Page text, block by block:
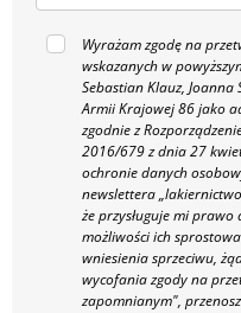
Wyrażam zgodę na
wskazanych w
Sebastian Klauz, Joanna
Armii Krajowej 86 jako
zgodnie z
2016/679 z dnia 27
ochronie danych
newslettera
że przysługuje mi
możliwości ich
wniesienia sprzeciwu,
wycofania zgody na
zapomnianym",